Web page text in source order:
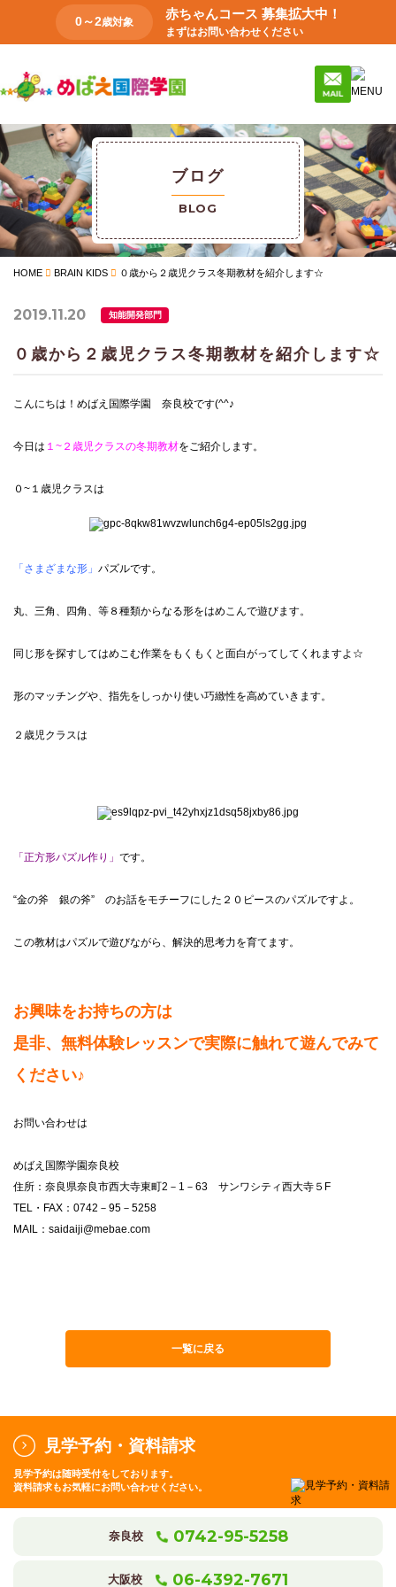
0～2歳対象
赤ちゃんコース 募集拡大中！
まずはお問い合わせください
ブログ
BLOG
HOME BRAIN KIDS ０歳から２歳児クラス冬期教材を紹介します☆
2019.11.20 知能開発部門
０歳から２歳児クラス冬期教材を紹介します☆
こんにちは！めばえ国際学園 奈良校です(^^♪
今日は １~２歳児クラスの冬期教材をご紹介します。
０~１歳児クラスは
「さまざまな形」 パズルです。
丸、三角、四角、等８種類からなる形をはめこんで遊びます。
同じ形を探すしてはめこむ作業をもくもくと面白がってしてくれますよ☆
形のマッチングや、指先をしっかり使い巧緻性を高めていきます。
２歳児クラスは
「正方形パズル作り」 です。
“金の斧 銀の斧” のお話をモチーフにした２０ピースのパズルですよ。
この教材はパズルで遊びながら、解決的思考力を育てます。
お興味をお持ちの方は
是非、無料体験レッスンで実際に触れて遊んでみて
ください♪
お問い合わせは
めばえ国際学園奈良校
住所：奈良県奈良市西大寺東町2－1－63 サンワシティ西大寺５F
TEL・FAX：0742－95－5258
MAIL：saidaiji@mebae.com
一覧に戻る
見学予約・資料請求
見学予約は随時受付をしております。
資料請求もお気軽にお問い合わせください。
奈良校 0742-95-5258
大阪校 06-4392-7671